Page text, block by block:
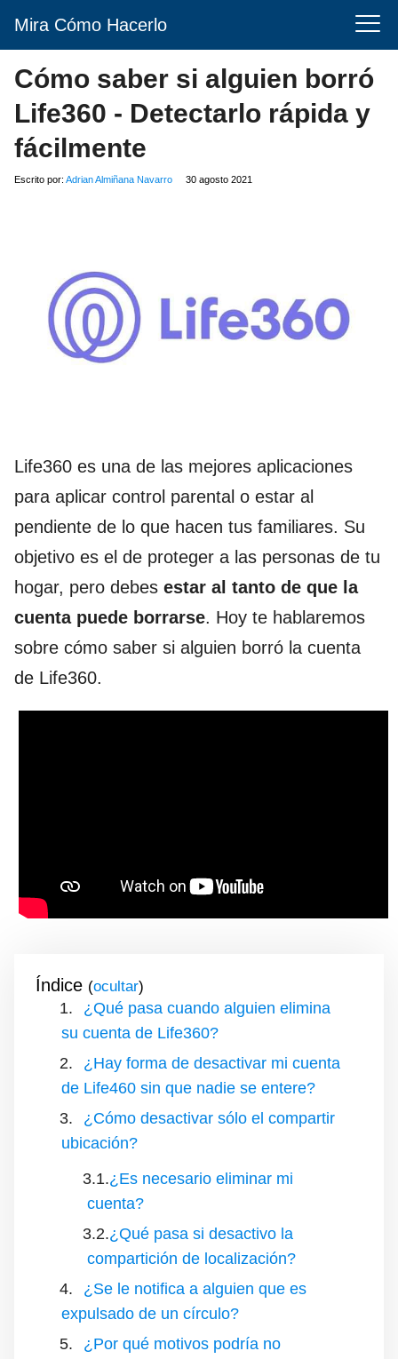
Mira Cómo Hacerlo
Cómo saber si alguien borró
Life360 - Detectarlo rápida y
fácilmente
Escrito por: Adrian Almiñana Navarro 30 agosto 2021
Life360 es una de las mejores aplicaciones
para aplicar control parental o estar al
pendiente de lo que hacen tus familiares. Su
objetivo es el de proteger a las personas de tu
hogar, pero debes estar al tanto de que la
cuenta puede borrarse. Hoy te hablaremos
sobre cómo saber si alguien borró la cuenta
de Life360.
Índice ( )
¿Qué pasa cuando alguien elimina
su cuenta de Life360?
¿Hay forma de desactivar mi cuenta
de Life460 sin que nadie se entere?
¿Cómo desactivar sólo el compartir
ubicación?
¿Es necesario eliminar mi
cuenta?
¿Qué pasa si desactivo la
compartición de localización?
¿Se le notifica a alguien que es
expulsado de un círculo?
¿Por qué motivos podría no